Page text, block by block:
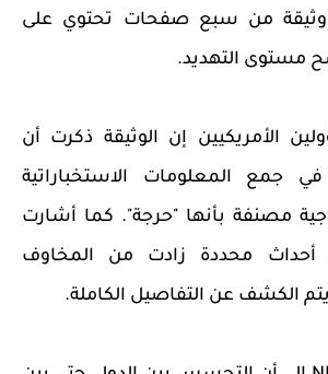
وثيقة من سبع صفحات تحتوي على
مستوى التهديد.
الأمريكيين إن الوثيقة ذكرت أن
جمع المعلومات الاستخباراتية
مصنفة بأنها "حرجة". كما أشارت
أحداث محددة زادت من المخاوف
يتم الكشف عن التفاصيل الكاملة.